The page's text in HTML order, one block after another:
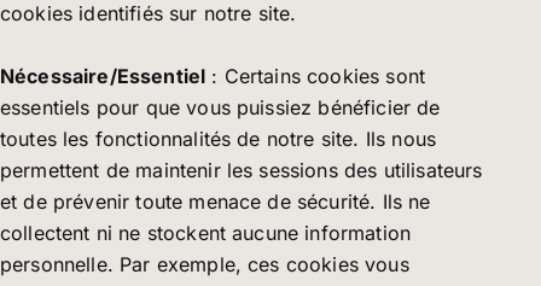
cookies identifiés sur notre site.
Nécessaire/Essentiel : Certains cookies sont
essentiels pour que vous puissiez bénéficier de
toutes les fonctionnalités de notre site. Ils nous
permettent de maintenir les sessions des utilisateurs
et de prévenir toute menace de sécurité. Ils ne
collectent ni ne stockent aucune information
personnelle. Par exemple, ces cookies vous